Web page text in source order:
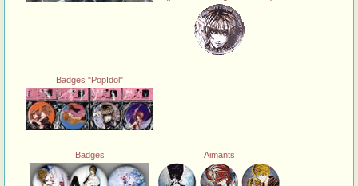
Badges "PopIdol"
Badges Aimants